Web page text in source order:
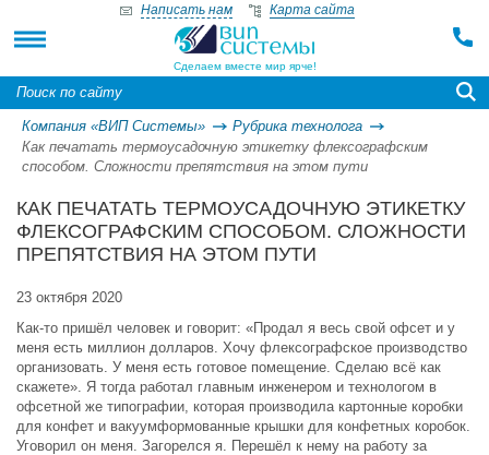
Сделаем вместе мир ярче!
Написать нам Карта сайта
Компания «ВИП Системы»
Рубрика технолога
Как печатать термоусадочную этикетку флексографским
способом. Сложности препятствия на этом пути
КАК ПЕЧАТАТЬ ТЕРМОУСАДОЧНУЮ ЭТИКЕТКУ
ФЛЕКСОГРАФСКИМ СПОСОБОМ. СЛОЖНОСТИ
ПРЕПЯТСТВИЯ НА ЭТОМ ПУТИ
23 октября 2020
Как-то пришёл человек и говорит: «Продал я весь свой офсет и у
меня есть миллион долларов. Хочу флексографское производство
организовать. У меня есть готовое помещение. Сделаю всё как
скажете». Я тогда работал главным инженером и технологом в
офсетной же типографии, которая производила картонные коробки
для конфет и вакуумформованные крышки для конфетных коробок.
Уговорил он меня. Загорелся я. Перешёл к нему на работу за